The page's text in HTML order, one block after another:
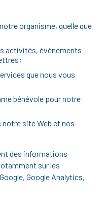
organisme, quelle que
activités, évènements-
que nous vous
bénévole pour notre
site Web et nos
des informations
sur les
Google Analytics,